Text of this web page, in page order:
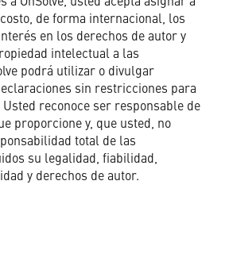
de forma internacional, los
en los derechos de autor y
intelectual a las
podrá utilizar o divulgar
sin restricciones para
reconoce ser responsable de
proporcione y, que usted, no
total de las
su legalidad, fiabilidad,
y derechos de autor.